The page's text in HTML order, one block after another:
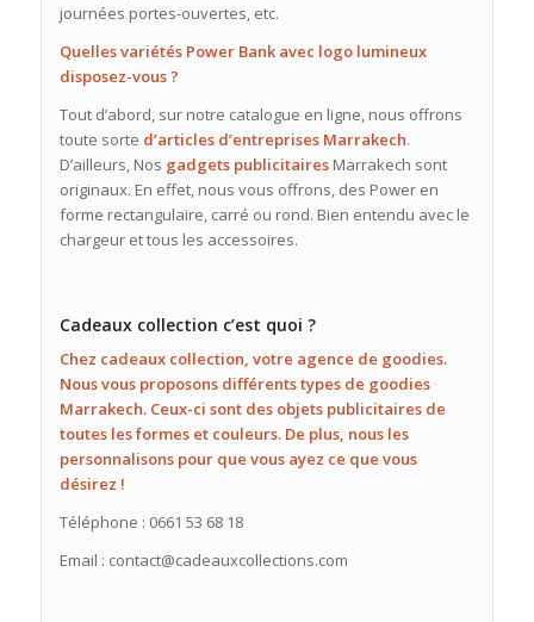
journées portes-ouvertes, etc.
Quelles variétés Power Bank avec logo lumineux
disposez-vous ?
Tout d’abord, sur notre catalogue en ligne, nous offrons
toute sorte d’articles d’entreprises Marrakech.
D’ailleurs, Nos gadgets publicitairesMarrakech sont
originaux. En effet, nous vous offrons, des Power en
forme rectangulaire, carré ou rond. Bien entendu avec le
chargeur et tous les accessoires.
Cadeaux collection c’est quoi ?
Chez cadeauxcollection, votre agence de goodies.
Nous vous proposons différents types de goodies
Marrakech. Ceux-ci sont des objets publicitairesde
toutes les formes et couleurs. De plus, nous les
personnalisons pour que vous ayez ce que vous
désirez !
Téléphone : 0661 53 68 18
Email : contact@cadeauxcollections.com